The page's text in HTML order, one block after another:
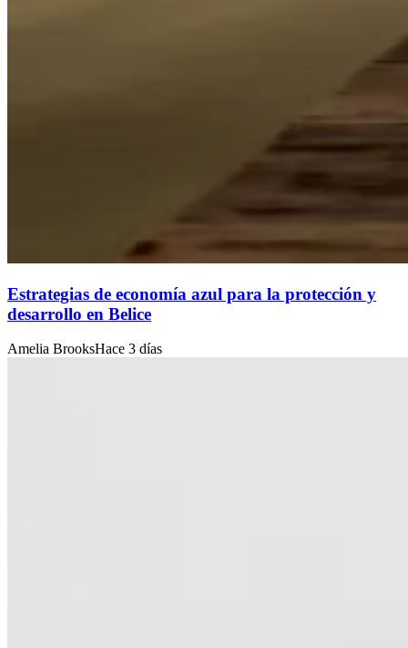
Estrategias de economía azul para la protección y
desarrollo en Belice
Amelia BrooksHace 3 días